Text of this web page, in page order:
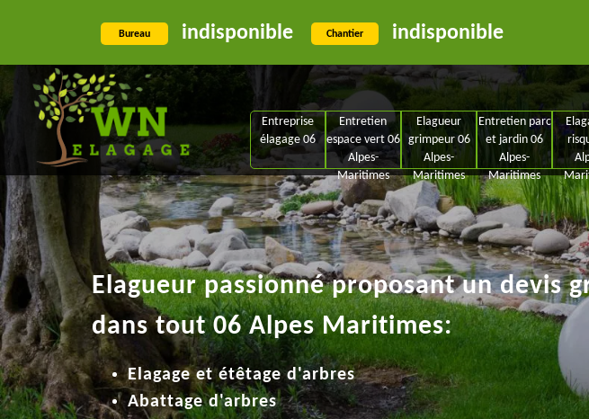
Bureau indisponible Chantier indisponible
Entreprise
élagage 06
Entretien
espace vert 06
Alpes-
Maritimes
Elagueur
grimpeur 06
Alpes-
Maritimes
Entretien parc
et jardin 06
Alpes-
Maritimes
Elagueur passionné proposant un devis
dans tout 06 Alpes Maritimes:
Elagage et étêtage d'arbres
Abattage d'arbres